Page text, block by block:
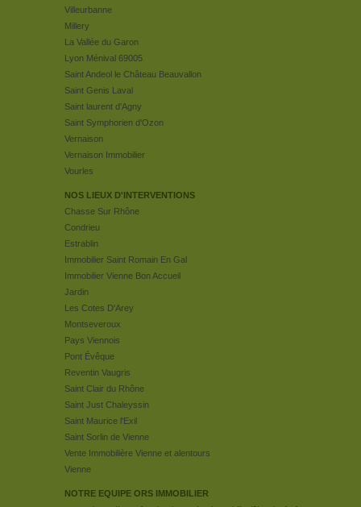
Villeurbanne
Millery
La Vallée du Garon
Lyon Ménival 69005
Saint Andeol le Château Beauvallon
Saint Genis Laval
Saint laurent d'Agny
Saint Symphorien d'Ozon
Vernaison
Vernaison Immobilier
Vourles
NOS LIEUX D'INTERVENTIONS
Chasse Sur Rhône
Condrieu
Estrablin
Immobilier Saint Romain En Gal
Immobilier Vienne Bon Accueil
Jardin
Les Cotes D'Arey
Montseveroux
Pays Viennois
Pont Évêque
Reventin Vaugris
Saint Clair du Rhône
Saint Just Chaleyssin
Saint Maurice l'Exil
Saint Sorlin de Vienne
Vente Immobilière Vienne et alentours
Vienne
NOTRE EQUIPE ORS IMMOBILIER